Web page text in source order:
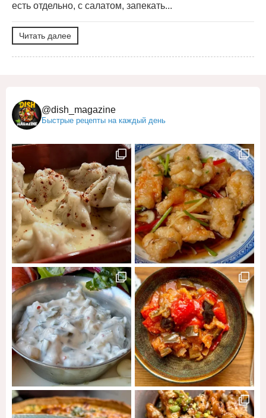
есть отдельно, с салатом, запекать...
Читать далее
@dish_magazine
Быстрые рецепты на каждый день